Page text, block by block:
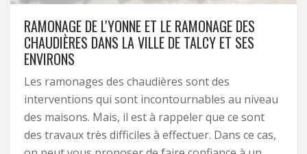
RAMONAGE DE L'YONNE ET LE RAMONAGE DES
CHAUDIÈRES DANS LA VILLE DE TALCY ET SES
ENVIRONS
Les ramonages des chaudières sont des
interventions qui sont incontournables au niveau
des maisons. Mais, il est à rappeler que ce sont
des travaux très difficiles à effectuer. Dans ce cas,